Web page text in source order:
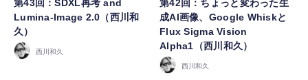
第43回：SDXL再考 and
Lumina-Image 2.0（西川和
久）
西川和久
第42回：ちょっと変わった生
成AI画像、Google Whiskと
Flux Sigma Vision
Alpha1（西川和久）
西川和久